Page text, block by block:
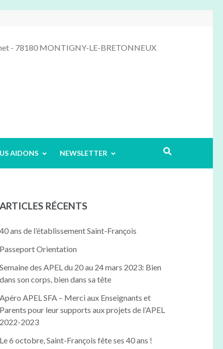
- 78180 MONTIGNY-LE-BRETONNEUX
AIDONS NEWSLETTER
ARTICLES RÉCENTS
40 ans de l’établissement Saint-François
Passeport Orientation
Semaine des APEL du 20 au 24 mars 2023: Bien
dans son corps, bien dans sa tête
Apéro APEL SFA – Merci aux Enseignants et
Parents pour leur supports aux projets de l’APEL
2022-2023
Le 6 octobre, Saint-François fête ses 40 ans !